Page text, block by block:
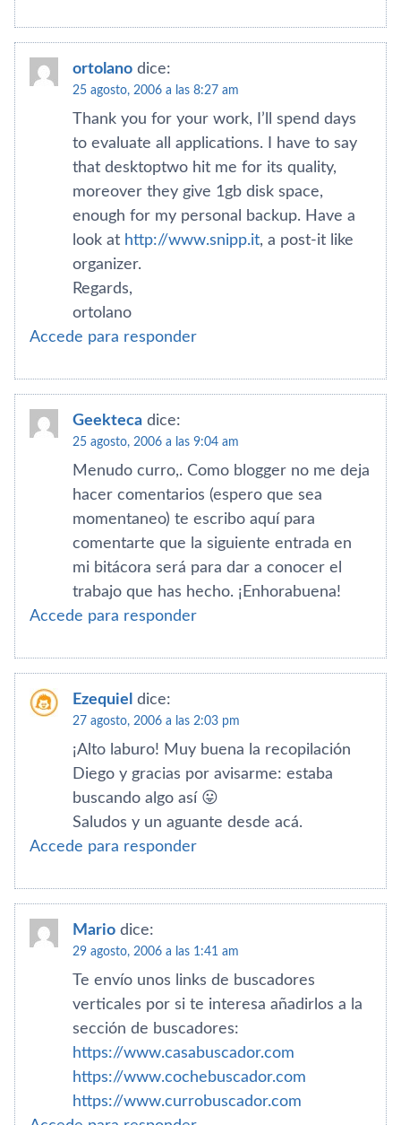
ortolano dice:
25 agosto, 2006 a las 8:27 am
Thank you for your work, I’ll spend days
to evaluate all applications. I have to say
that desktoptwo hit me for its quality,
moreover they give 1gb disk space,
enough for my personal backup. Have a
look at http://www.snipp.it, a post-it like
organizer.
Regards,
ortolano
Accede para responder
Geekteca dice:
25 agosto, 2006 a las 9:04 am
Menudo curro,. Como blogger no me deja
hacer comentarios (espero que sea
momentaneo) te escribo aquí­ para
comentarte que la siguiente entrada en
mi bitácora será para dar a conocer el
trabajo que has hecho. ¡Enhorabuena!
Accede para responder
Ezequiel dice:
27 agosto, 2006 a las 2:03 pm
¡Alto laburo! Muy buena la recopilación
Diego y gracias por avisarme: estaba
buscando algo así­ 😛
Saludos y un aguante desde acá.
Accede para responder
Mario dice:
29 agosto, 2006 a las 1:41 am
Te enví­o unos links de buscadores
verticales por si te interesa añadirlos a la
sección de buscadores:
https://www.casabuscador.com
https://www.cochebuscador.com
https://www.currobuscador.com